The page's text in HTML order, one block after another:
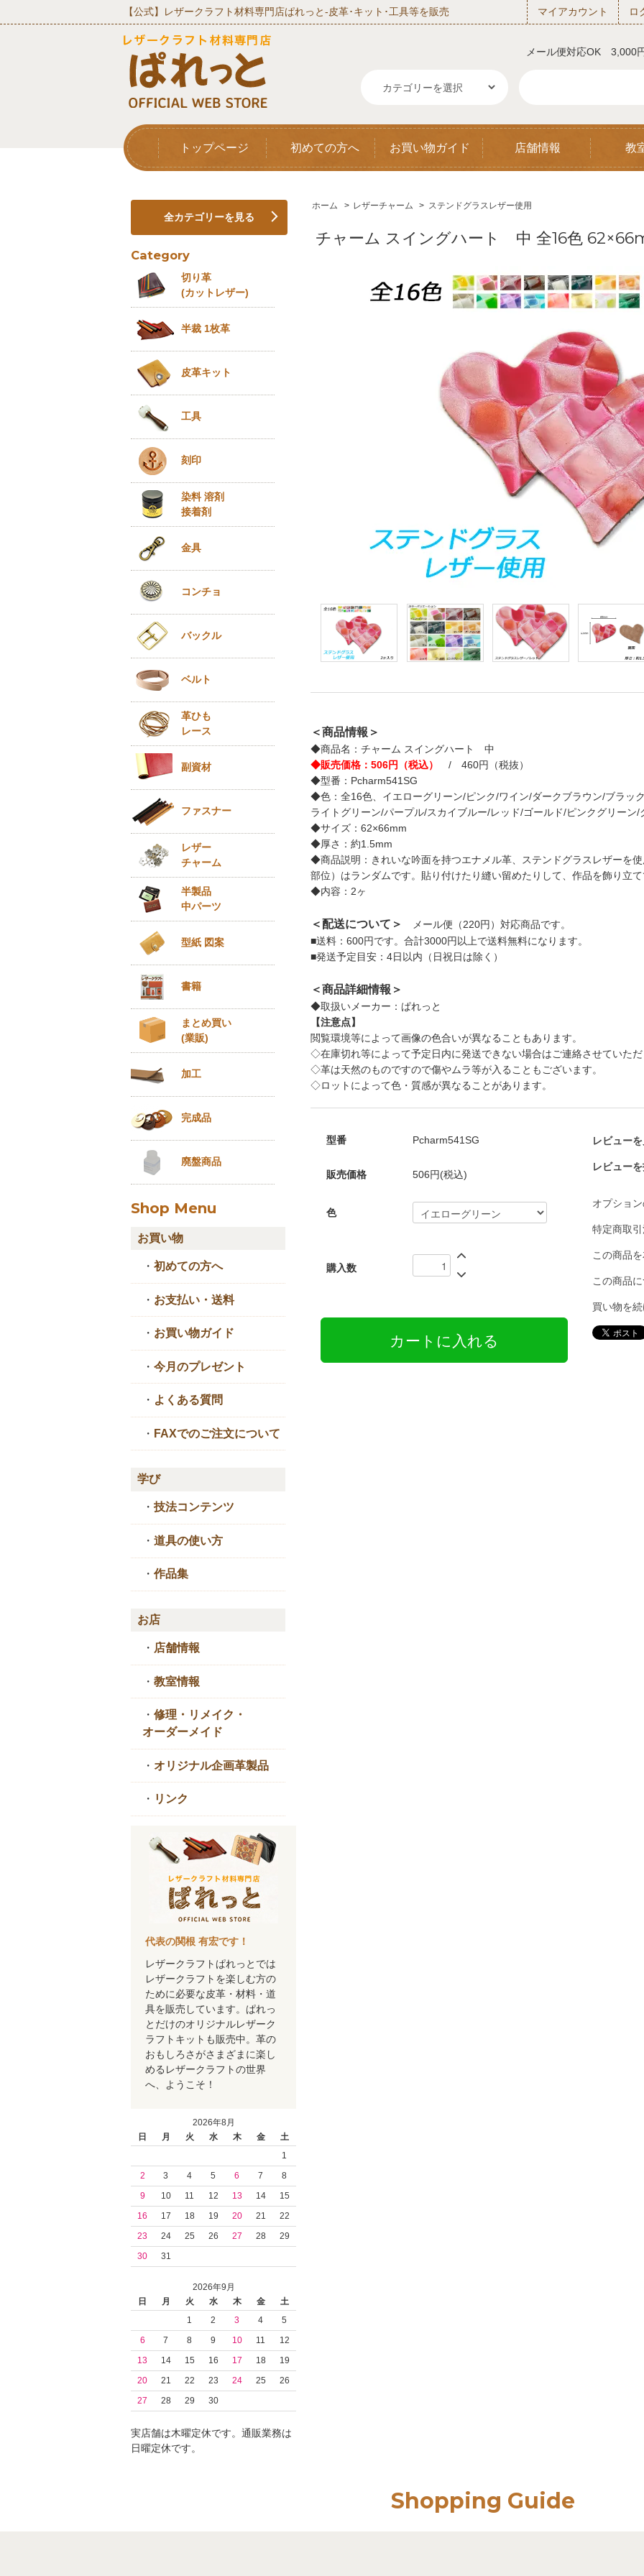
【公式】レザークラフト材料専門店ぱれっと‐皮革･キット･工具等を販売 マイアカウント ロ
メール便対応OK 3,000
トップページ 初めての方へ お買い物ガイド 店舗情報 教
ホーム > レザーチャーム > ステンドグラスレザー使用
チャーム スイングハート 中 全16色
＜商品情報＞
◆商品名：チャーム スイングハート 中
◆販売価格：506円（税込）
/ 460円（税抜）
◆型番：Pcharm541SG
◆色：全16色、イエローグリーン/ピンク/ワイン/ダークブラウン/ブラッ
ライトグリーン/パープル/スカイブルー/レッド/ゴールド/ピンクグリーン/
◆サイズ：62×66mm
◆厚さ：約1.5mm
◆商品説明：きれいな吟面を持つエナメル革、ステンドグラスレザーを
部位）はランダムです。貼り付けたり縫い留めたりして、作品を飾り立
◆内容：2ヶ
＜配送について＞
メール便（220円）対応商品です。
■送料：600円です。合計3000円以上で送料無料になります。
■発送予定目安：4日以内（日祝日は除く）
＜商品詳細情報＞
◆取扱いメーカー：ぱれっと
【注意点】
閲覧環境等によって画像の色合いが異なることもあります。
◇在庫切れ等によって予定日内に発送できない場合はご連絡させていた
◇革は天然のものですので傷やムラ等が入ることもございます。
◇ロットによって色・質感が異なることがあります。
型番 Pcharm541SG
販売価格 506円(税込)
色
購入数
レビュー
レビュー
オプショ
特定商取
この商品
この商品
買い物を
全カテゴリーを見る
Category
切り革
(カットレザー)
半裁 1枚革
皮革キット
工具
刻印
染料 溶剤
接着剤
金具
コンチョ
バックル
ベルト
革ひも
レース
副資材
ファスナー
レザー
チャーム
半製品
中パーツ
型紙 図案
書籍
まとめ買い
(業販)
加工
完成品
廃盤商品
Shop Menu
お買い物
・ 初めての方へ
・ お支払い・送料
・ お買い物ガイド
・ 今月のプレゼント
・ よくある質問
・ FAXでのご注文について
学び
・ 技法コンテンツ
・ 道具の使い方
・ 作品集
お店
・ 店舗情報
・ 教室情報
・ 修理・リメイク・
オーダーメイド
・ オリジナル企画革製品
・ リンク
代表の関根 有宏です！
レザークラフトぱれっとでは
レザークラフトを楽しむ方の
ために必要な皮革・材料・道
具を販売しています。ぱれっ
とだけのオリジナルレザーク
ラフトキットも販売中。革の
おもしろさがさまざまに楽し
めるレザークラフトの世界
へ、ようこそ！
2026年8月
日
月 火 水 木 金
土
1
2
3 4 5 6 7
8
9
10 11 12 13 14
15
16
17 18 19 20 21
22
23
24 25 26 27 28
29
30
31
2026年9月
日
月 火 水 木 金
土
1
2 3 4
5
6
7 8 9 10 11
12
13
14 15 16 17 18
19
20
21 22 23 24 25
26
27
28 29 30
実店舗は木曜定休です。通販業務は
日曜定休です。
Shopping Guide